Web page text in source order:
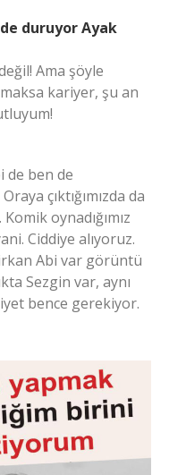
duruyor Ayak
Ama şöyle
kariyer, şu an
de ben de
çıktığımızda da
oynadığımız
Ciddiye alıyoruz.
Abi var görüntü
Sezgin var, aynı
bence gerekiyor.